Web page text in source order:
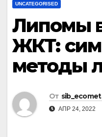
UNCATEGORISED
Липомы
ЖКТ:
методы
От
АПР 24, 2022